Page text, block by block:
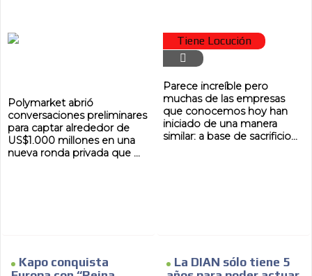
Polymarket abrió
conversaciones preliminares
para captar alrededor de
US$1.000 millones en una
nueva ronda privada que ...
Tiene Locución
Parece increíble pero
muchas de las empresas
que conocemos hoy han
iniciado de una manera
similar: a base de sacrificio...
Kapo conquista
La DIAN sólo tiene 5